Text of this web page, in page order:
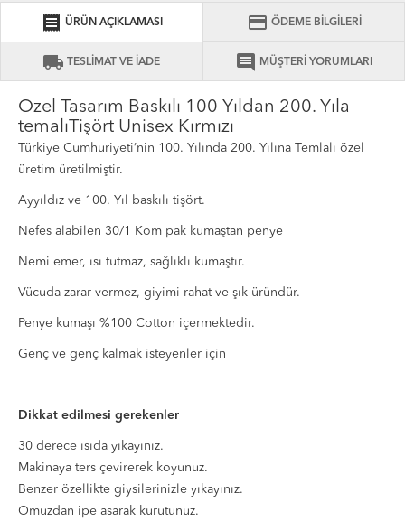
receipt ÜRÜN AÇIKLAMASI credit_card ÖDEME BİLGİLERİ
local_shipping TESLİMAT VE İADE comment MÜŞTERİ YORUMLARI
Özel Tasarım Baskılı 100 Yıldan 200. Yıla
temalıTişört Unisex Kırmızı
Türkiye Cumhuriyeti’nin 100. Yılında 200. Yılına Temlalı özel
üretim üretilmiştir.
Ayyıldız ve 100. Yıl baskılı tişört.
Nefes alabilen 30/1 Kom pak kumaştan penye
Nemi emer, ısı tutmaz, sağlıklı kumaştır.
Vücuda zarar vermez, giyimi rahat ve şık üründür.
Penye kumaşı %100 Cotton içermektedir.
Genç ve genç kalmak isteyenler için
Dikkat edilmesi gerekenler
30 derece ısıda yıkayınız.
Makinaya ters çevirerek koyunuz.
Benzer özellikte giysilerinizle yıkayınız.
Omuzdan ipe asarak kurutunuz.